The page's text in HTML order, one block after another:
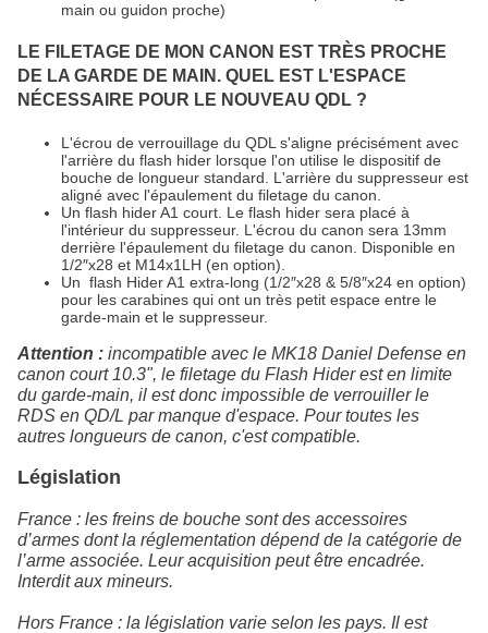
main ou guidon proche)
LE FILETAGE DE MON CANON EST TRÈS PROCHE
DE LA GARDE DE MAIN. QUEL EST L'ESPACE
NÉCESSAIRE POUR LE NOUVEAU QDL ?
L'écrou de verrouillage du QDL s'aligne précisément avec
l'arrière du flash hider lorsque l'on utilise le dispositif de
bouche de longueur standard. L'arrière du suppresseur est
aligné avec l'épaulement du filetage du canon.
Un flash hider A1 court. Le flash hider sera placé à
l'intérieur du suppresseur. L'écrou du canon sera 13mm
derrière l'épaulement du filetage du canon. Disponible en
1/2″x28 et M14x1LH (en option).
Un flash Hider A1 extra-long (1/2″x28 & 5/8″x24 en option)
pour les carabines qui ont un très petit espace entre le
garde-main et le suppresseur.
Attention : incompatible avec le MK18 Daniel Defense en
canon court 10.3", le filetage du Flash Hider est en limite
du garde-main, il est donc impossible de verrouiller le
RDS en QD/L par manque d'espace. Pour toutes les
autres longueurs de canon, c'est compatible.
Législation
France : les freins de bouche sont des accessoires
d’armes dont la réglementation dépend de la catégorie de
l’arme associée. Leur acquisition peut être encadrée.
Interdit aux mineurs.
Hors France : la législation varie selon les pays. Il est